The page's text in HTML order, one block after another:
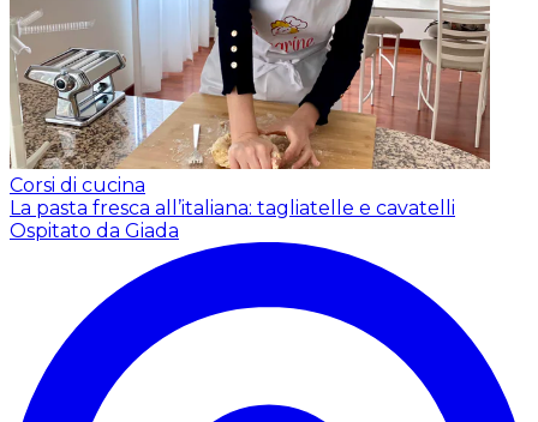
Corsi di cucina
La pasta fresca all’italiana: tagliatelle e cavatelli
Ospitato da Giada